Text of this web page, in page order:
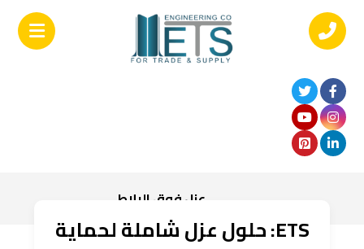
عزل فوق البلاط
ETS: حلول عزل شاملة لحماية